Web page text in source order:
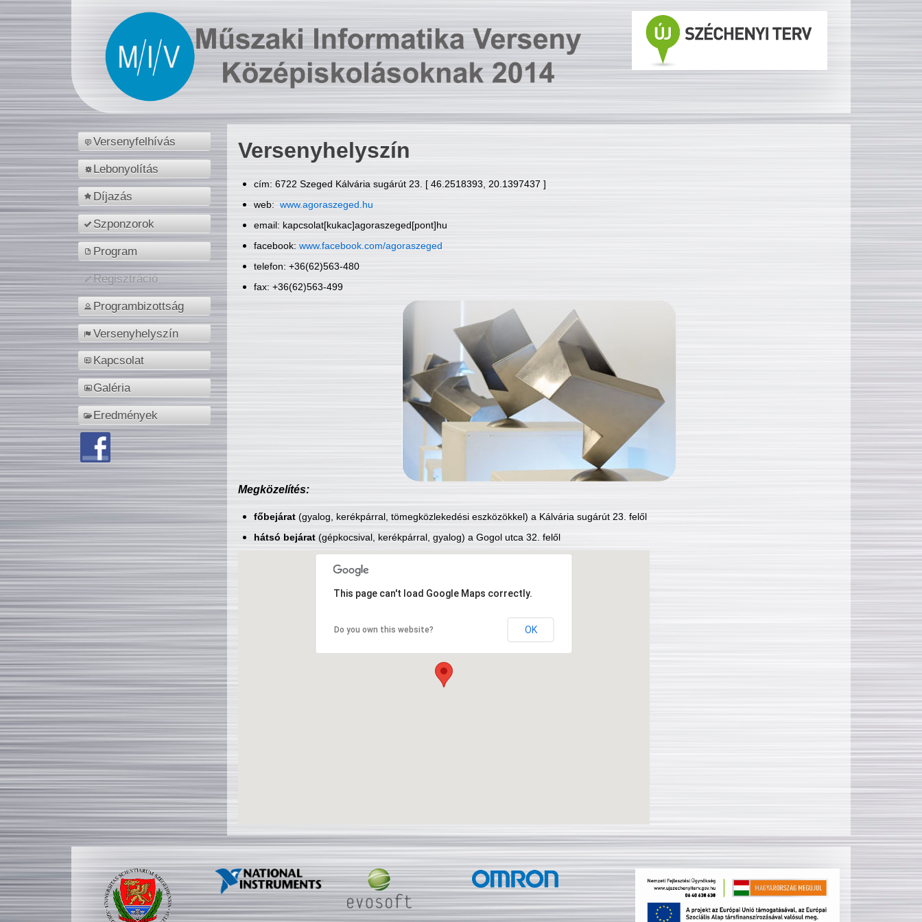
Versenyfelhívás
Lebonyolítás
Díjazás
Szponzorok
Program
Regisztráció
Programbizottság
Versenyhelyszín
Kapcsolat
Galéria
Eredmények
Versenyhelyszín
cím: 6722 Szeged Kálvária sugárút 23. [ 46.2518393, 20.1397437 ]
web: www.agoraszeged.hu
email: kapcsolat[kukac]agoraszeged[pont]hu
facebook: www.facebook.com/agoraszeged
telefon: +36(62)563-480
fax: +36(62)563-499
Megközelítés:
főbejárat(gyalog, kerékpárral, tömegközlekedési eszközökkel) a Kálvária sugárút 23. felől
hátsó bejárat(gépkocsival, kerékpárral, gyalog) a Gogol utca 32. felől
This page can't load Google Maps correctly.
Do you own this website? OK